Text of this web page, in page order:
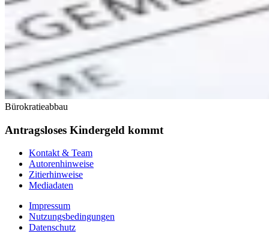
Bürokratieabbau
Antragsloses Kindergeld kommt
Kontakt & Team
Autorenhinweise
Zitierhinweise
Mediadaten
Impressum
Nutzungsbedingungen
Datenschutz